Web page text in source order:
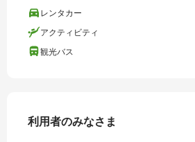
レンタカー
アクティビティ
観光バス
利用者のみなさま